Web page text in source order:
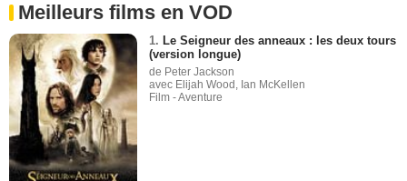
Meilleurs films en VOD
1. Le Seigneur des anneaux : les deux tours
(version longue)
de Peter Jackson
avec Elijah Wood, Ian McKellen
Film - Aventure